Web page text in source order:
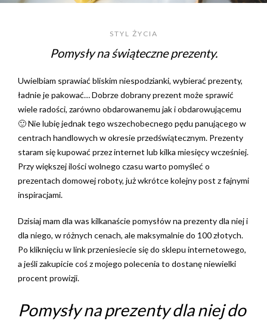
STYL ŻYCIA
Pomysły na świąteczne prezenty.
Uwielbiam sprawiać bliskim niespodzianki, wybierać prezenty,
ładnie je pakować… Dobrze dobrany prezent może sprawić
wiele radości, zarówno obdarowanemu jak i obdarowującemu
🙂 Nie lubię jednak tego wszechobecnego pędu panującego w
centrach handlowych w okresie przedświątecznym. Prezenty
staram się kupować przez internet lub kilka miesięcy wcześniej.
Przy większej ilości wolnego czasu warto pomyśleć o
prezentach domowej roboty, już wkrótce kolejny post z fajnymi
inspiracjami.
Dzisiaj mam dla was kilkanaście pomysłów na prezenty dla niej i
dla niego, w różnych cenach, ale maksymalnie do 100 złotych.
Po kliknięciu w link przeniesiecie się do sklepu internetowego,
a jeśli zakupicie coś z mojego polecenia to dostanę niewielki
procent prowizji.
Pomysły na prezenty dla niej do